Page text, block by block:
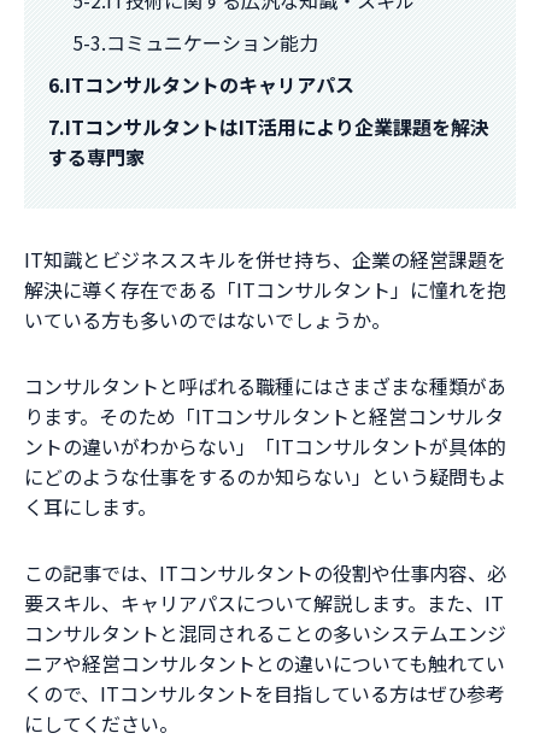
5-3.コミュニケーション能力
6.ITコンサルタントのキャリアパス
7.ITコンサルタントはIT活用により企業課題を解決
する専門家
IT知識とビジネススキルを併せ持ち、企業の経営課題を
解決に導く存在である「ITコンサルタント」に憧れを抱
いている方も多いのではないでしょうか。
コンサルタントと呼ばれる職種にはさまざまな種類があ
ります。そのため「ITコンサルタントと経営コンサルタ
ントの違いがわからない」「ITコンサルタントが具体的
にどのような仕事をするのか知らない」という疑問もよ
く耳にします。
この記事では、ITコンサルタントの役割や仕事内容、必
要スキル、キャリアパスについて解説します。また、IT
コンサルタントと混同されることの多いシステムエンジ
ニアや経営コンサルタントとの違いについても触れてい
くので、ITコンサルタントを目指している方はぜひ参考
にしてください。